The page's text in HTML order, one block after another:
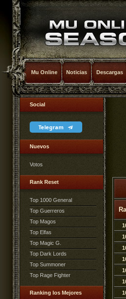
Mu Online Noticias Descargas
Social
Telegram
Nuevos
Votos
Rank Reset
Top 1000 General
Top Guerreros
Top Magos
Top Elfas
Top Magic G.
Top Dark Lords
Top Summoner
Top Rage Fighter
Ranking los Mejores